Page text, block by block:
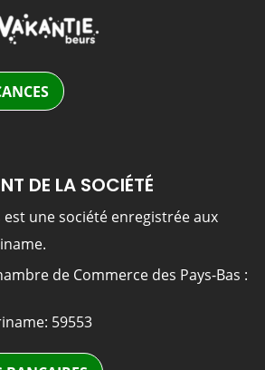
DE LA SOCIÉTÉ
une société enregistrée aux
de Commerce des Pays-Bas :
59553